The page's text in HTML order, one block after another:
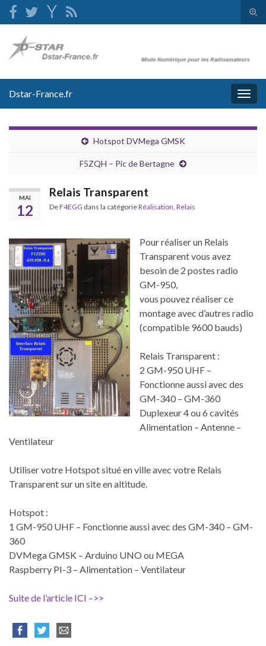
Dstar-France.fr
Hotspot DVMega GMSK
F5ZQH – Pic de Bertagne
MAI
12
Relais Transparent
DeF4EGG dans la catégorieRéalisation, Relais
Pour réaliser un Relais
Transparent vous avez
besoin de 2 postes radio
GM-950,
vous pouvez réaliser ce
montage avec d’autres radio
(compatible 9600 bauds)
Relais Transparent :
2 GM-950 UHF –
Fonctionne aussi avec des
GM-340 – GM-360
Duplexeur 4 ou 6 cavités
Alimentation – Antenne –
Ventilateur
Utiliser votre Hotspot situé en ville avec votre Relais
Transparent sur un site en altitude.
Hotspot :
1 GM-950 UHF – Fonctionne aussi avec des GM-340 – GM-
360
DVMega GMSK – Arduino UNO ou MEGA
Raspberry PI-3 – Alimentation – Ventilateur
Suite de l’article ICI –>>